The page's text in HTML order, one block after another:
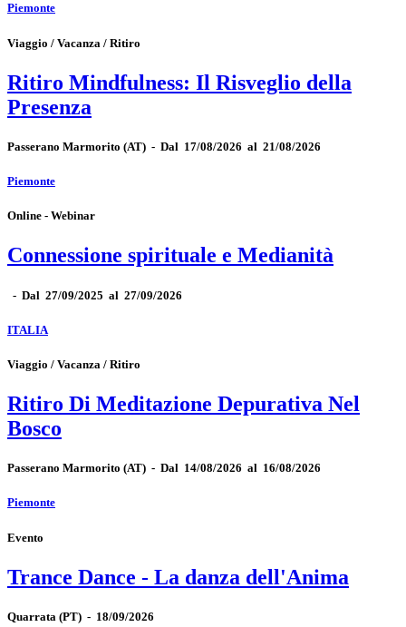
Piemonte
Viaggio / Vacanza / Ritiro
Ritiro Mindfulness: Il Risveglio della
Presenza
Passerano Marmorito (AT) - Dal 17/08/2026 al 21/08/2026
Piemonte
Online - Webinar
Connessione spirituale e Medianità
- Dal 27/09/2025 al 27/09/2026
ITALIA
Viaggio / Vacanza / Ritiro
Ritiro Di Meditazione Depurativa Nel
Bosco
Passerano Marmorito (AT) - Dal 14/08/2026 al 16/08/2026
Piemonte
Evento
Trance Dance - La danza dell'Anima
Quarrata (PT) - 18/09/2026